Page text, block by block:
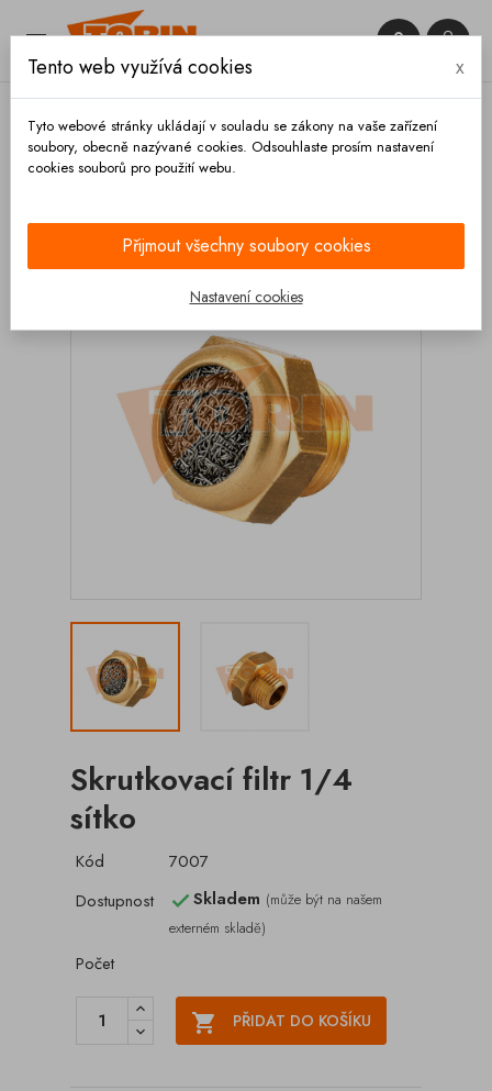
 

Skrutkovací filtr 1/4
sítko
Kód
7007
Dostupnost
Skladem (může být na našem
externém skladě)
Počet
 PŘIDAT DO KOŠÍKU
Tento web využívá cookies x
Tyto webové stránky ukládají v souladu se zákony na vaše zařízení
soubory, obecně nazývané cookies. Odsouhlaste prosím nastavení
cookies souborů pro použití webu.
Přijmout všechny soubory cookies
Nastavení cookies